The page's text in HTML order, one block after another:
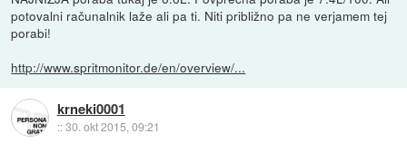
potovalni računalnik laže ali pa ti. Niti približno pa ne verjamem tej
porabi!
http://www.spritmonitor.de/en/overview/...
krneki0001
::30. okt 2015, 09:21